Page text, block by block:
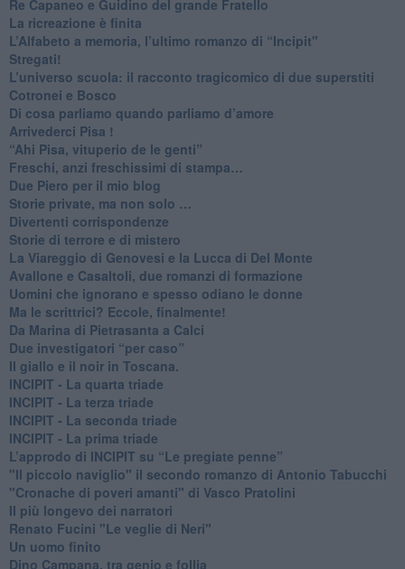
Re Capaneo e Guidino del grande Fratello
La ricreazione è finita
​L’Alfabeto a memoria, l’ultimo romanzo di “Incipit"
​Stregati!
L’universo scuola: il racconto tragicomico di due superstiti
Cotronei e Bosco
Di cosa parliamo quando parliamo d’amore
Arrivederci Pisa !
​“Ahi Pisa, vituperio de le genti”
Freschi, anzi freschissimi di stampa…
​Due Piero per il mio blog
​Storie private, ma non solo …
Divertenti corrispondenze
Storie di terrore e di mistero
La Viareggio di Genovesi e la Lucca di Del Monte
Avallone e Casaltoli, due romanzi di formazione
​Uomini che ignorano e spesso odiano le donne
Ma le scrittrici? Eccole, finalmente!
Da Marina di Pietrasanta a Calci
​Due investigatori “per caso”
​Il giallo e il noir in Toscana.
INCIPIT - La quarta triade
INCIPIT - La terza triade
INCIPIT - La seconda triade
INCIPIT - La prima triade
L’approdo di INCIPIT su “Le pregiate penne”
​"Il piccolo naviglio" il secondo romanzo di Antonio Tabucchi
​"Cronache di poveri amanti" di Vasco Pratolini
​Il più longevo dei narratori
Renato Fucini "Le veglie di Neri"
Un uomo finito
​Dino Campana, tra genio e follia